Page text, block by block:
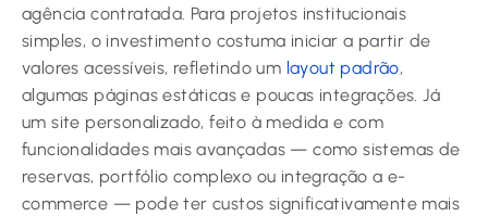
agência contratada. Para projetos institucionais
simples, o investimento costuma iniciar a partir de
valores acessíveis, refletindo um layout padrão,
algumas páginas estáticas e poucas integrações. Já
um site personalizado, feito à medida e com
funcionalidades mais avançadas — como sistemas de
reservas, portfólio complexo ou integração a e-
commerce — pode ter custos significativamente mais